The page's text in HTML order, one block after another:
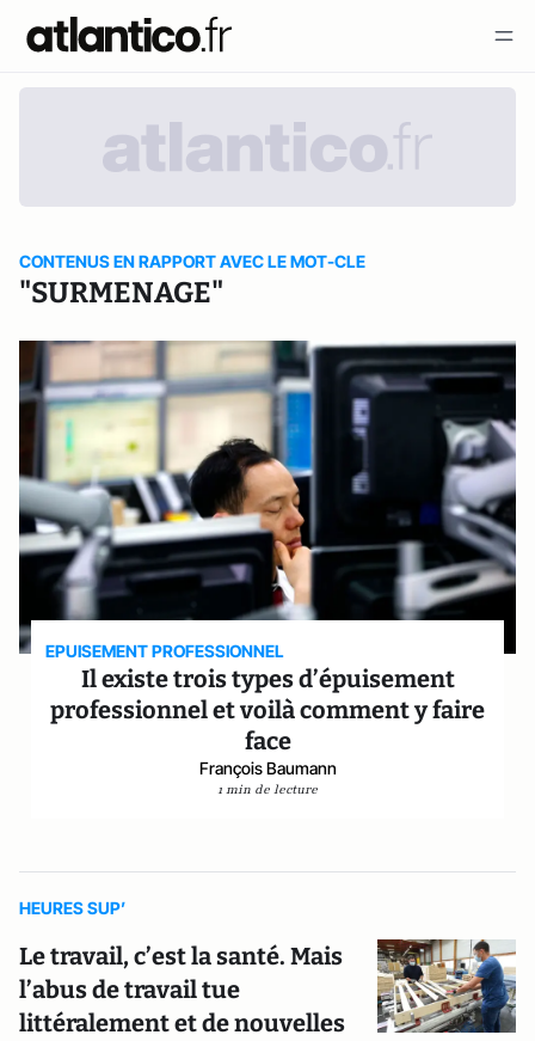
CONTENUS EN RAPPORT AVEC LE MOT-CLE
"SURMENAGE"
EPUISEMENT PROFESSIONNEL
Il existe trois types d’épuisement
professionnel et voilà comment y faire
face
François Baumann
1 min de lecture
HEURES SUP’
Le travail, c’est la santé. Mais
l’abus de travail tue
littéralement et de nouvelles